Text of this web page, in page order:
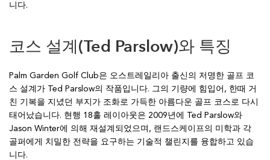
니다.
코스 설계(Ted Parslow)와 특징
Palm Garden Golf Club은 오스트레일리아 출신의 저명한 골프 코
스 설계가 Ted Parslow의 작품입니다. 그의 기량에 힘입어, 한때 거
친 기복을 지녔던 부지가 조화로 가득한 아름다운 골프 코스로 다시
태어났습니다. 현행 18홀 레이아웃은 2009년에 Ted Parslow와
Jason Winter에 의해 재설계되었으며, 랜드스케이프의 미학과 각
골퍼에게 치밀한 전략을 요구하는 기술적 챌린지를 융합하고 있습
니다.